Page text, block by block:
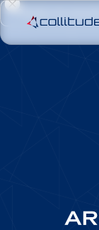
Prenota una